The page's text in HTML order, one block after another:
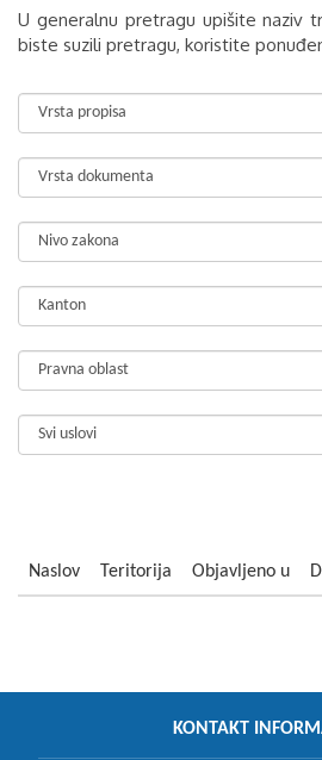
U generalnu pretragu upišite naziv
biste suzili pretragu, koristite
Naslov Teritorija Objavljeno u
KONTAKT